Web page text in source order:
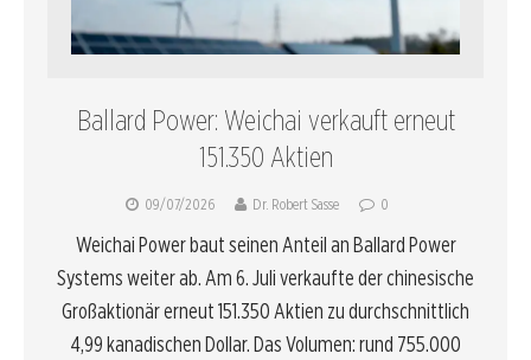
Ballard Power: Weichai verkauft erneut
151.350 Aktien
09/07/2026 Dr. Robert Sasse 0
Weichai Power baut seinen Anteil an Ballard Power
Systems weiter ab. Am 6. Juli verkaufte der chinesische
Großaktionär erneut 151.350 Aktien zu durchschnittlich
4,99 kanadischen Dollar. Das Volumen: rund 755.000